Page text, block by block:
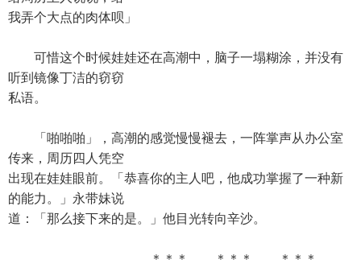
我弄个大点的肉体呗」
可惜这个时候娃娃还在高潮中，脑子一塌糊涂，并没有
听到镜像丁洁的窃窃
私语。
「啪啪啪」，高潮的感觉慢慢褪去，一阵掌声从办公室
传来，周历四人凭空
出现在娃娃眼前。「恭喜你的主人吧，他成功掌握了一种新
的能力。」永带妹说
道：「那么接下来的是。」他目光转向辛沙。
＊＊＊ ＊＊＊ ＊＊＊